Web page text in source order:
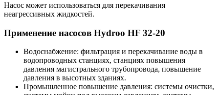
Насос может использоваться для перекачивания
неагрессивных жидкостей.
Применение насосов Hydroo HF 32-20
Водоснабжение: фильтрация и перекачивание воды в
водопроводных станциях, станциях повышения
давления магистрального трубопровода, повышение
давления в высотных зданиях.
Промышленное повышение давления: системы очистки,